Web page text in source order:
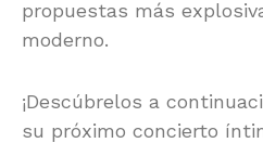
propuestas más
moderno.
¡Descúbrelos a
su próximo concierto